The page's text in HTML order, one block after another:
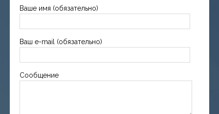
Ваше имя (обязательно)
Ваш e-mail (обязательно)
Сообщение